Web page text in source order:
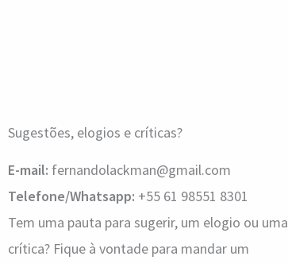
Sugestões, elogios e críticas?
E-mail: fernandolackman@gmail.com
Telefone/Whatsapp: +55 61 98551 8301
Tem uma pauta para sugerir, um elogio ou uma
crítica? Fique à vontade para mandar um